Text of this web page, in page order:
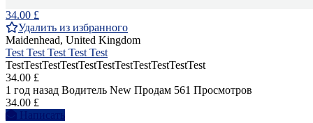
34.00 £
Удалить из избранного
Maidenhead, United Kingdom
Test Test Test Test Test
TestTestTestTestTestTestTestTestTestTestTest
34.00 £
1 год назад Водитель New Продам 561 Просмотров
34.00 £
Написать